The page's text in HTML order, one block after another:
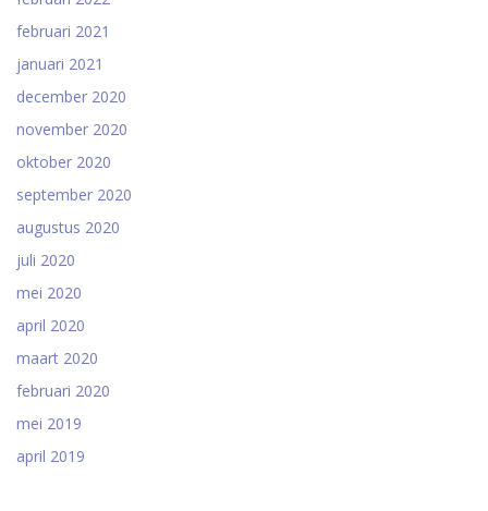
februari 2021
januari 2021
december 2020
november 2020
oktober 2020
september 2020
augustus 2020
juli 2020
mei 2020
april 2020
maart 2020
februari 2020
mei 2019
april 2019